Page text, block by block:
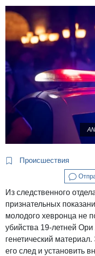
Происшествия
Из следственного
признательных
молодого хевронца не
убийства 19-летней
генетический
его след и установить